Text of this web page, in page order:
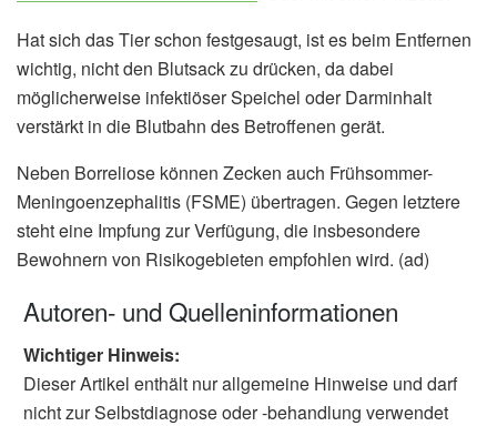
Hat sich das Tier schon festgesaugt, ist es beim Entfernen
wichtig, nicht den Blutsack zu drücken, da dabei
möglicherweise infektiöser Speichel oder Darminhalt
verstärkt in die Blutbahn des Betroffenen gerät.
Neben Borreliose können Zecken auch Frühsommer-
Meningoenzephalitis (FSME) übertragen. Gegen letztere
steht eine Impfung zur Verfügung, die insbesondere
Bewohnern von Risikogebieten empfohlen wird. (ad)
Autoren- und Quelleninformationen
Wichtiger Hinweis:
Dieser Artikel enthält nur allgemeine Hinweise und darf
nicht zur Selbstdiagnose oder -behandlung verwendet